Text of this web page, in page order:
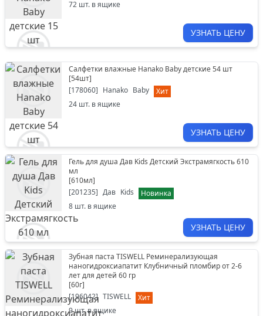
72 шт. в ящике
УЗНАТЬ ЦЕНУ
Салфетки влажные Hanako Baby детские 54 шт
[54шт]
[178060] Hanako Baby
Хит
24 шт. в ящике
УЗНАТЬ ЦЕНУ
Гель для душа Дав Kids Детский Экстрамягкость 610
мл
[610мл]
[201235] Дав Kids
Новинка
8 шт. в ящике
УЗНАТЬ ЦЕНУ
Зубная паста TISWELL Реминерализующая
наногидроксиапатит Клубничный пломбир от 2-6
лет для детей 60 гр
[60г]
[196042] TISWELL
Хит
9шт. в ящике